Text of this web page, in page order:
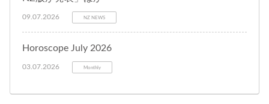
09.07.2026 NZ NEWS
Horoscope July 2026
03.07.2026 Monthly